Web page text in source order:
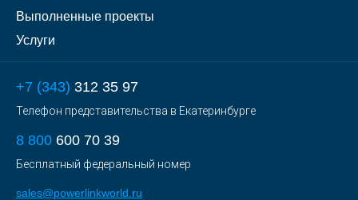
Выполненные проекты
Услуги
+7 (343) 312 35 97
Телефон представительства в Екатеринбурге
8 800 600 70 39
Бесплатный федеральный номер
sales@powerlinkworld.ru